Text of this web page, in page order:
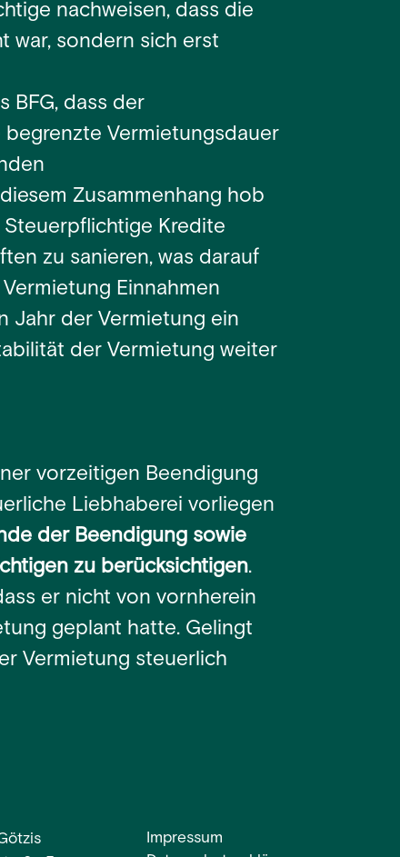
nachweisen, dass die
war, sondern sich erst
BFG, dass der
Vermietungsdauer
Zusammenhang hob
Steuerpflichtige Kredite
zu sanieren, was darauf
Einnahmen
Jahr der Vermietung ein
der Vermietung weiter
vorzeitigen Beendigung
Liebhaberei vorliegen
der Beendigung sowie
zu berücksichtigen.
er nicht von vornherein
geplant hatte. Gelingt
Vermietung steuerlich
Impressum